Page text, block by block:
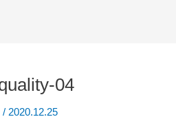
04
/ 2020.12.25